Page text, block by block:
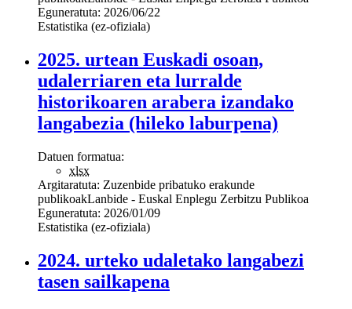
Eguneratuta: 2026/06/22
Estatistika (ez-ofiziala)
2025. urtean Euskadi osoan,
udalerriaren eta lurralde
historikoaren arabera izandako
langabezia (hileko laburpena)
Datuen formatua:
xlsx
Argitaratuta: Zuzenbide pribatuko erakunde
publikoakLanbide - Euskal Enplegu Zerbitzu Publikoa
Eguneratuta: 2026/01/09
Estatistika (ez-ofiziala)
2024. urteko udaletako langabezi
tasen sailkapena